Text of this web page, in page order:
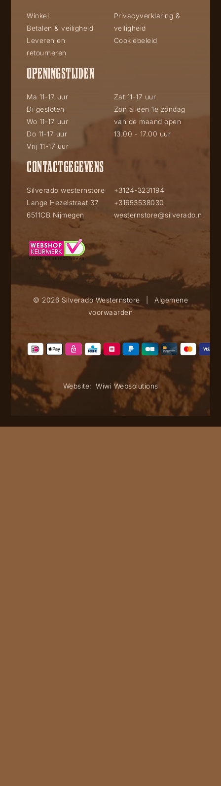
Winkel
Betalen & veiligheid
Leveren en
retourneren
Privacyverklaring &
veiligheid
Cookiebeleid
OPENINGSTIJDEN
Ma 11-17 uur
Di gesloten
Wo 11-17 uur
Do 11-17 uur
Vrij 11-17 uur
Zat 11-17 uur
Zon alleen 1e zondag
van de maand open
13.00 - 17.00 uur
CONTACTGEGEVENS
Silverado westernstore
Lange Hezelstraat 37
6511CB Nijmegen
+3124-3231194
+31653538030
westernstore@silverado.nl
© 2026 Silverado Westernstore
Algemene
voorwaarden
Website: Wiwi Websolutions